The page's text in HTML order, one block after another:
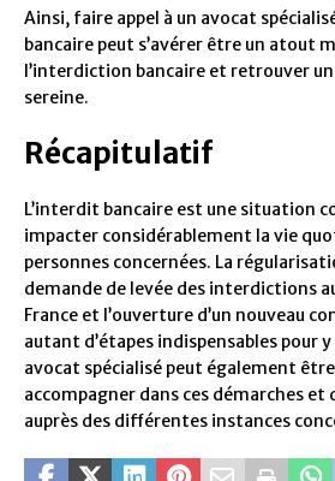
Ainsi, faire appel à un avocat
bancaire peut s’avérer être un atout
l’interdiction bancaire et retrouver
sereine.
Récapitulatif
L’interdit bancaire est une situation
impacter considérablement la vie
personnes concernées. La
demande de levée des interdictions
France et l’ouverture d’un nouveau
autant d’étapes indispensables pour y
avocat spécialisé peut également
accompagner dans ces démarches
auprès des différentes instances